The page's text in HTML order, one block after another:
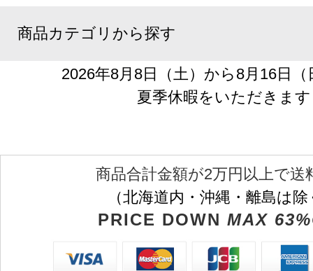
商品カテゴリから探す
2026年8月8日（土）から8月16日
夏季休暇をいただきます
商品合計金額が2万円以上で送
（北海道内・沖縄・離島は
PRICE DOWN MAX